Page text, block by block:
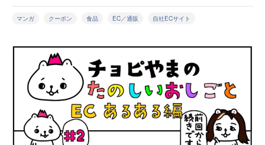
マンガ クーポン 食品 EC／通販 自社ECサイト